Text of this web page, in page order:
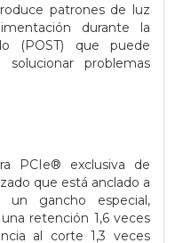
patrones de luz
durante la
(POST) que puede
problemas
PCIe® exclusiva de
que está anclado a
un gancho especial,
retención 1,6 veces
al corte 1,3 veces